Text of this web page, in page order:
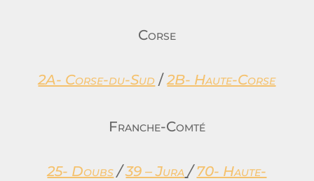
Corse
2A- Corse-du-Sud / 2B- Haute-Corse
Franche-Comté
25- Doubs / 39 – Jura / 70- Haute-